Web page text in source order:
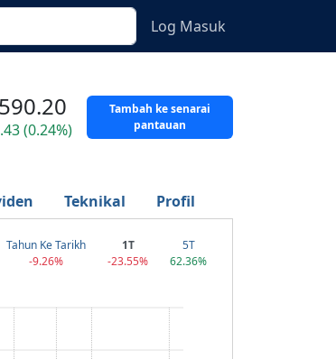
Log Masuk
590.20
(0.24%)
Tambah ke senarai
pantauan
Teknikal Profil
Tahun Ke Tarikh
-9.26%
1T
-23.55%
5T
62.36%